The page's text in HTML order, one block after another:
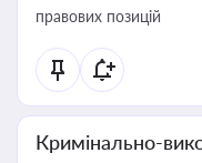
правових позицій
Кримінально-